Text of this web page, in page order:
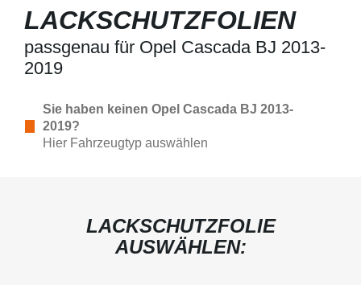
LACKSCHUTZFOLIEN
passgenau für Opel Cascada BJ 2013-
2019
Sie haben keinen Opel Cascada BJ 2013-
2019?
Hier Fahrzeugtyp auswählen
LACKSCHUTZFOLIE
AUSWÄHLEN: